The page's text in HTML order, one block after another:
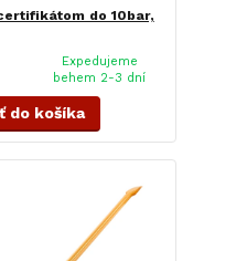
do 10bar,
Expedujeme
behem 2-3 dní
do košíka